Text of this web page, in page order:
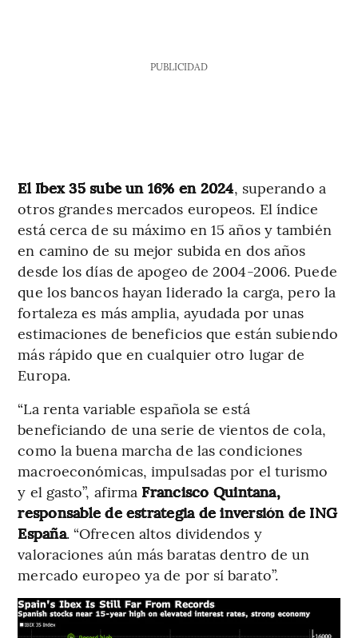
PUBLICIDAD
El Ibex 35 sube un 16% en 2024, superando a
otros grandes mercados europeos. El índice
está cerca de su máximo en 15 años y también
en camino de su mejor subida en dos años
desde los días de apogeo de 2004-2006. Puede
que los bancos hayan liderado la carga, pero la
fortaleza es más amplia, ayudada por unas
estimaciones de beneficios que están subiendo
más rápido que en cualquier otro lugar de
Europa.
“La renta variable española se está
beneficiando de una serie de vientos de cola,
como la buena marcha de las condiciones
macroeconómicas, impulsadas por el turismo
y el gasto”, afirma Francisco Quintana,
responsable de estrategia de inversión de ING
España. “Ofrecen altos dividendos y
valoraciones aún más baratas dentro de un
mercado europeo ya de por sí barato”.